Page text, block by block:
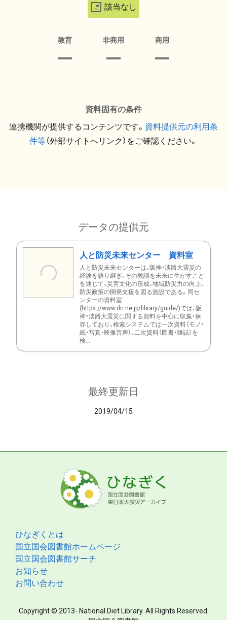
該当なし
教育 非商用 商用
資料固有の条件
連携機関が提供するコンテンツです。 資料提供元の利用条
件等（外部サイトへリンク）をご確認ください。
データの提供元
人と防災未来センター 資料室
人と防災未来センターは、阪神・淡路大震災の
経験を語り継ぎ、その教訓を未来に生かすこと
を通じて、災害文化の形成、地域防災力の向上、
防災政策の開発支援を図る施設である。同セ
ンターの資料室
(https://www.dri.ne.jp/library/guide/)では、阪
神・淡路大震災に関する資料を中心に収集・保
存しており、検索システムでは一次資料（モノ・
紙・写真・映像音声）、二次資料（図書・雑誌）を
検...
最終更新日
2019/04/15
ひなぎくとは
国立国会図書館ホームページ
国立国会図書館サーチ
お知らせ
お問い合わせ
Copyright © 2013- National Diet Library. All Rights Reserved.